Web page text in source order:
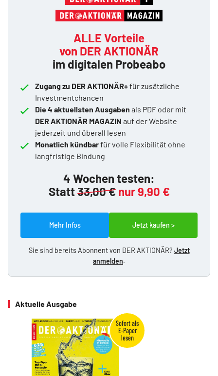
ALLE Vorteile
von DER AKTIONÄR
im digitalen Probeabo
Zugang zu DER AKTIONÄR+für zusätzliche
Investmentchancen
Die 4 aktuellsten Ausgaben als PDF oder mit
DER AKTIONÄR MAGAZIN auf der Website
jederzeit und überall lesen
Monatlich kündbarfür volle Flexibilität ohne
langfristige Bindung
4 Wochen testen:
Statt33,00 € nur 9,90 €
Mehr Infos Jetzt kaufen >
Sie sind bereits Abonnent von DER AKTIONÄR? Jetzt
anmelden.
Aktuelle Ausgabe